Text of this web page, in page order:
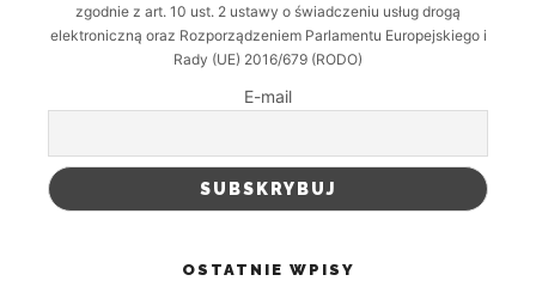
zgodnie z art. 10 ust. 2 ustawy o świadczeniu usług drogą
elektroniczną oraz Rozporządzeniem Parlamentu Europejskiego i
Rady (UE) 2016/679 (RODO)
E-mail
OSTATNIE WPISY